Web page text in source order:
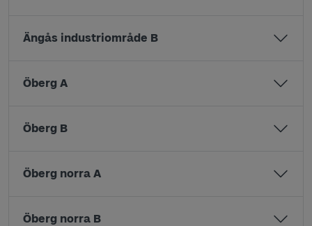
Ängås industriområde B
Öberg A
Öberg B
Öberg norra A
Öberg norra B